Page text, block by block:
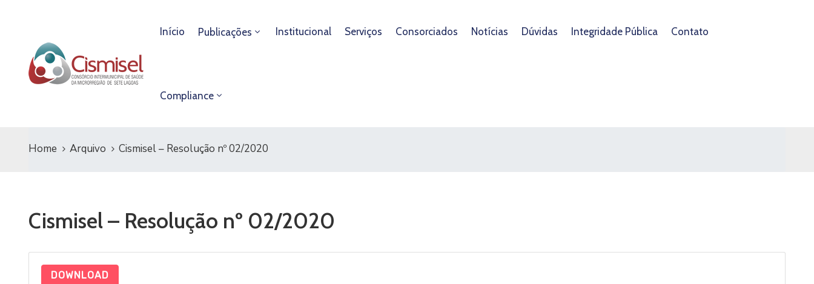
Início Publicações Institucional Serviços Consorciados Notícias Dúvidas Integridade Pública Contato
Compliance
Home Arquivo Cismisel – Resolução nº 02/2020
Cismisel – Resolução nº 02/2020
DOWNLOAD